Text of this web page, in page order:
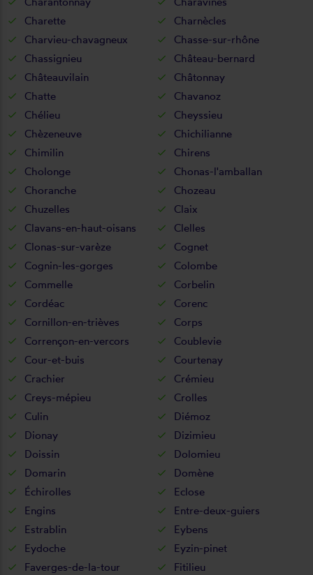
Charette
Charnècles
Charvieu-chavagneux
Chasse-sur-rhône
Chassignieu
Château-bernard
Châteauvilain
Châtonnay
Chatte
Chavanoz
Chélieu
Cheyssieu
Chèzeneuve
Chichilianne
Chimilin
Chirens
Cholonge
Chonas-l'amballan
Choranche
Chozeau
Chuzelles
Claix
Clavans-en-haut-oisans
Clelles
Clonas-sur-varèze
Cognet
Cognin-les-gorges
Colombe
Commelle
Corbelin
Cordéac
Corenc
Cornillon-en-trièves
Corps
Corrençon-en-vercors
Coublevie
Cour-et-buis
Courtenay
Crachier
Crémieu
Creys-mépieu
Crolles
Culin
Diémoz
Dionay
Dizimieu
Doissin
Dolomieu
Domarin
Domène
Échirolles
Eclose
Engins
Entre-deux-guiers
Estrablin
Eybens
Eydoche
Eyzin-pinet
Faverges-de-la-tour
Fitilieu